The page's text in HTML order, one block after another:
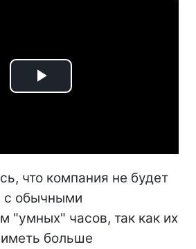
Play
что компания не будет
с обычными
"умных" часов, так как их
больше